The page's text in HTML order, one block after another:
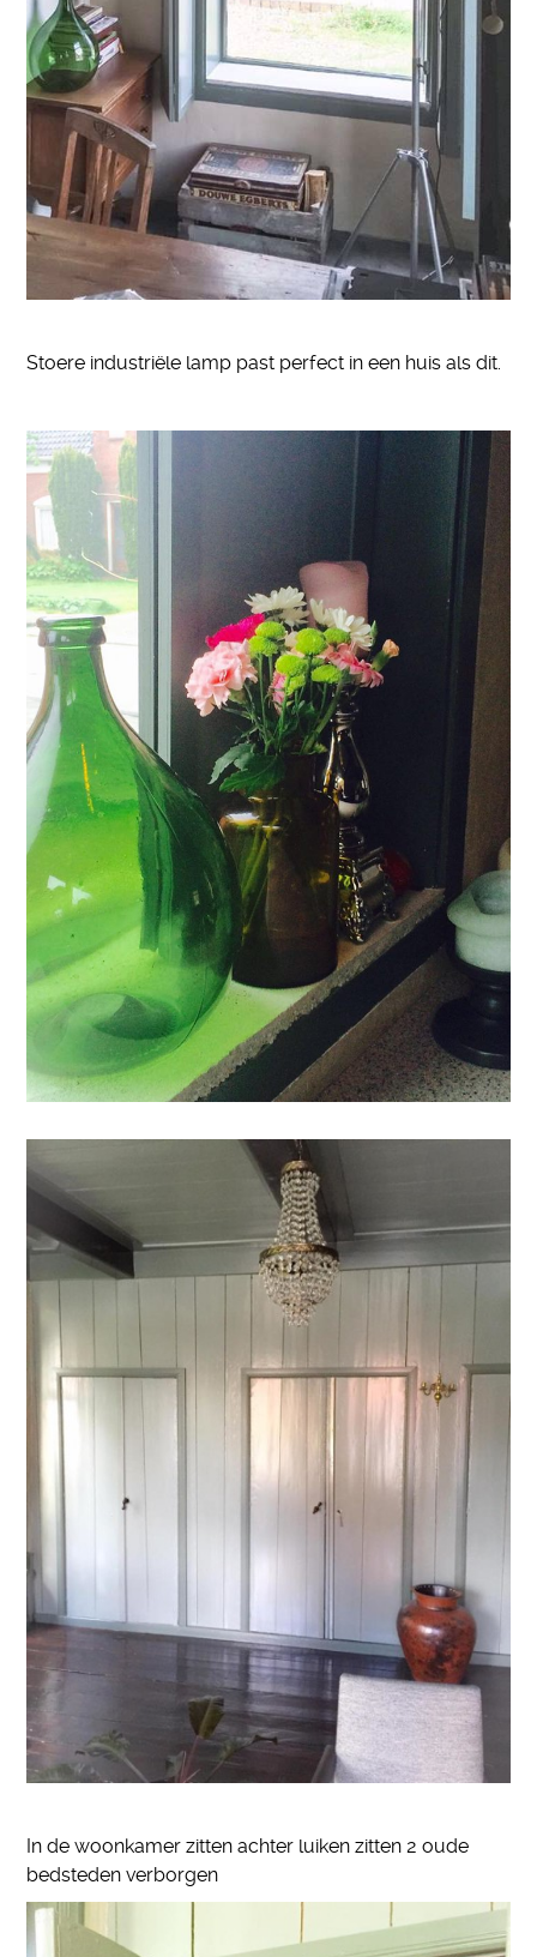
Stoere industriële lamp past perfect in een huis als dit.
In de woonkamer zitten achter luiken zitten 2 oude
bedsteden verborgen